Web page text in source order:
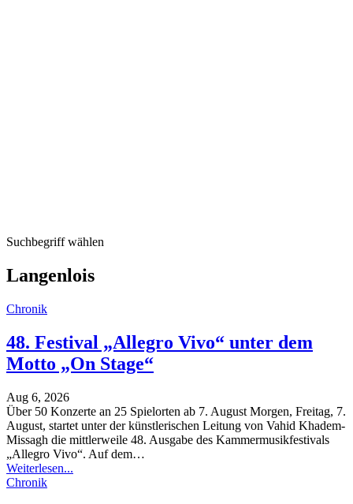
Suchbegriff wählen
Langenlois
Chronik
48. Festival „Allegro Vivo“ unter dem
Motto „On Stage“
Aug 6, 2026
Über 50 Konzerte an 25 Spielorten ab 7. August Morgen, Freitag, 7.
August, startet unter der künstlerischen Leitung von Vahid Khadem-
Missagh die mittlerweile 48. Ausgabe des Kammermusikfestivals
„Allegro Vivo“. Auf dem…
Weiterlesen...
Chronik